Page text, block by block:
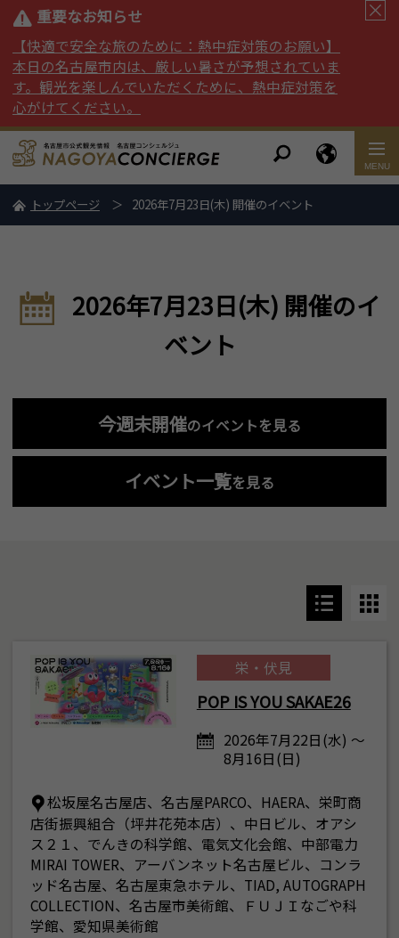
重要なお知らせ
【快適で安全な旅のために：熱中症対策のお願い】
本日の名古屋市内は、厳しい暑さが予想されていま
す。観光を楽しんでいただくために、熱中症対策を
心がけてください。
トップページ 2026年7月23日(木) 開催のイベント
2026年7月23日(木) 開催のイ
ベント
今週末開催のイベントを見る
イベント一覧を見る
栄・伏見
POP IS YOU SAKAE26
2026年7月22日(水) ～
8月16日(日)
松坂屋名古屋店、名古屋PARCO、HAERA、栄町商
店街振興組合（坪井花苑本店）、中日ビル、オアシ
ス２１、でんきの科学館、電気文化会館、中部電力
MIRAI TOWER、アーバンネット名古屋ビル、コンラ
ッド名古屋、名古屋東急ホテル、TIAD, AUTOGRAPH
COLLECTION、名古屋市美術館、ＦＵＪＩなごや科
学館、愛知県美術館